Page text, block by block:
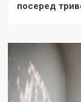
посеред